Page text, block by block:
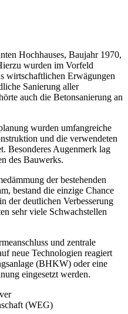
Hochhauses, Baujahr 1970,
wurden im Vorfeld
wirtschaftlichen Erwägungen
Sanierung aller
auch die Betonsanierung an
wurden umfangreiche
und die verwendeten
Besonderes Augenmerk lag
des Bauwerks.
der bestehenden
bestand die einzige Chance
der deutlichen Verbesserung
sehr viele Schwachstellen
und zentrale
neue Technologien reagiert
(BHKW) oder eine
eingesetzt werden.
(WEG)